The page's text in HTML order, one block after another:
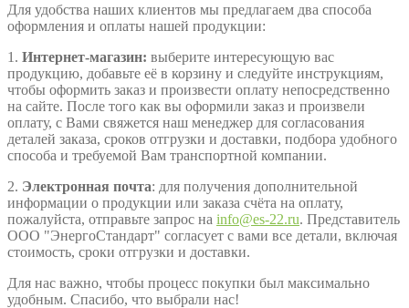
Для удобства наших клиентов мы предлагаем два способа
оформления и оплаты нашей продукции:
1. Интернет-магазин: выберите интересующую вас
продукцию, добавьте её в корзину и следуйте инструкциям,
чтобы оформить заказ и произвести оплату непосредственно
на сайте. После того как вы оформили заказ и произвели
оплату, с Вами свяжется наш менеджер для согласования
деталей заказа, сроков отгрузки и доставки, подбора удобного
способа и требуемой Вам транспортной компании.
2. Электронная почта: для получения дополнительной
информации о продукции или заказа счёта на оплату,
пожалуйста, отправьте запрос на info@es-22.ru. Представитель
ООО "ЭнергоСтандарт" согласует с вами все детали, включая
стоимость, сроки отгрузки и доставки.
Для нас важно, чтобы процесс покупки был максимально
удобным. Спасибо, что выбрали нас!